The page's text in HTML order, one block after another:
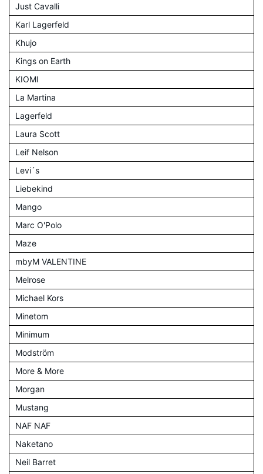
Just Cavalli
Karl Lagerfeld
Khujo
Kings on Earth
KIOMI
La Martina
Lagerfeld
Laura Scott
Leif Nelson
Levi´s
Liebekind
Mango
Marc O'Polo
Maze
mbyM VALENTINE
Melrose
Michael Kors
Minetom
Minimum
Modström
More & More
Morgan
Mustang
NAF NAF
Naketano
Neil Barret